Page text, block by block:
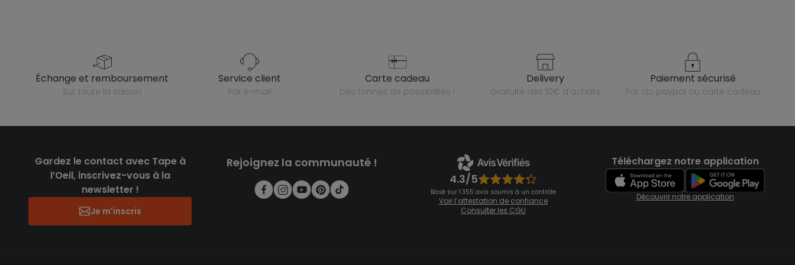
échange et remboursement
sur toute la saison
service client
par e-mail
carte cadeau
des tonnes de possibilités !
delivery
gratuite dès 10€ d'achats
paiement sécurisé
par cb, paypal ou carte cadeau
Gardez le contact avec Tape à
l’Oeil, inscrivez-vous à la
newsletter !
Je m'inscris
Rejoignez la communauté !
4.3/5
Basé sur 1 355 avis soumis à un contrôle
Voir l’attestation de confiance
Consulter les CGU
Téléchargez notre application
Découvrir notre application